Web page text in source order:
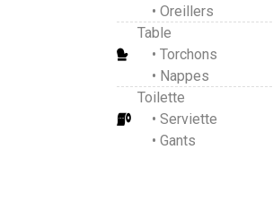
• Oreillers
Table
• Torchons
• Nappes
Toilette
• Serviette
• Gants